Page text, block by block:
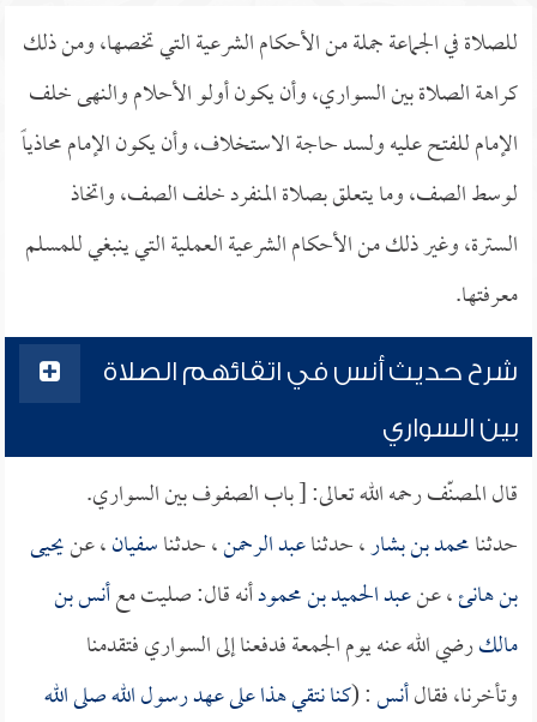
للصلاة في الجماعة جملة من الأحكام الشرعية التي تخصها، ومن ذلك
كراهة الصلاة بين السواري، وأن يكون أولو الأحلام والنهى خلف
الإمام للفتح عليه ولسد حاجة الاستخلاف، وأن يكون الإمام محاذياً
لوسط الصف، وما يتعلق بصلاة المنفرد خلف الصف، واتخاذ
السترة، وغير ذلك من الأحكام الشرعية العملية التي ينبغي للمسلم
معرفتها.
شرح حديث أنس في اتقائهم الصلاة
بين السواري
قال المصنّف رحمه الله تعالى: [ باب الصفوف بين السواري.
حدثنامحمد بن بشار، حدثناعبد الرحمن، حدثناسفيان، عنيحيى
بن هانئ، عنعبد الحميد بن محمودأنه قال: صليت معأنس بن
مالكرضي الله عنه يوم الجمعة فدفعنا إلى السواري فتقدمنا
وتأخرنا، فقالأنس: (كنا نتقي هذا على عهد رسول الله صلى الله